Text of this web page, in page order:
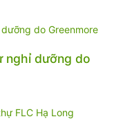
nghỉ dưỡng do